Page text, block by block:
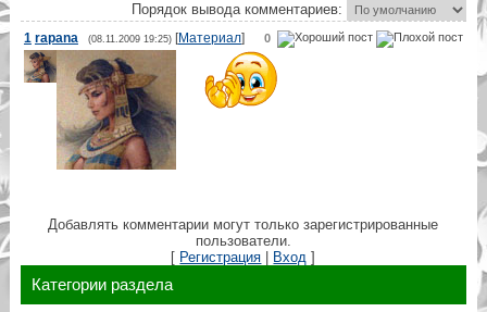
Порядок вывода комментариев:
0
1 rapana (08.11.2009 19:25)[Материал]
Добавлять комментарии могут только зарегистрированные
пользователи.
[ Регистрация Вход ]
Категории раздела